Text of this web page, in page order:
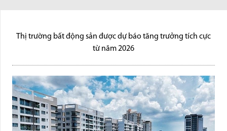
Thị trường bất động sản được dự báo tăng trưởng tích cực
từ năm 2026